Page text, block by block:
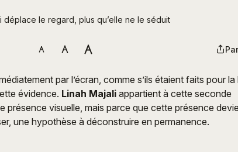
déplace le regard, plus qu’elle ne le séduit
par l’écran, comme s’ils étaient faits pour la
évidence. Linah Majali appartient à cette seconde
présence visuelle, mais parce que cette présence
une hypothèse à déconstruire en permanence.